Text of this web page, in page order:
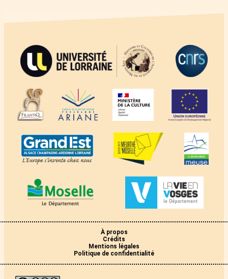
À propos
Crédits
Mentions légales
Politique de confidentialité